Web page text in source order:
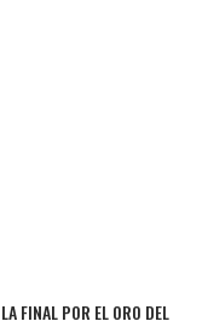
FINAL POR EL ORO DEL